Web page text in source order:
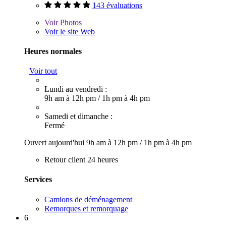
143 évaluations
VoirPhotos
Voir le site Web
Heures normales
Voir tout
Lundi au vendredi :
9h am à 12h pm / 1h pm à 4h pm
Samedi et dimanche :
Fermé
Ouvert aujourd'hui 9h am à 12h pm / 1h pm à 4h pm
Retour client 24 heures
Services
Camions de déménagement
Remorques et remorquage
6